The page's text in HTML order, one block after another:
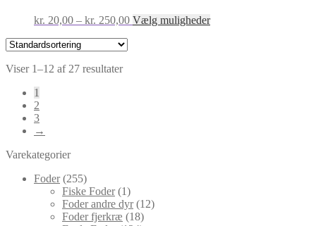
kr. 20,00 – kr. 250,00Prisinterval:
Vælg mulighederDette
Viser 1–12 af 27 resultater
1
2
3
→
Varekategorier
Foder (255)
Fiske Foder (1)
Foder andre dyr (12)
Foder fjerkræ (18)